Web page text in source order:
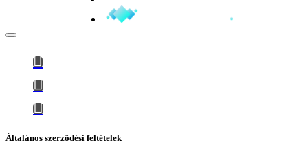
Általános szerződési feltételek